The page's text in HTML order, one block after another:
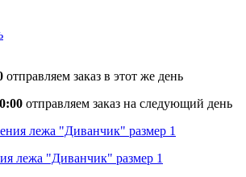
отправляем заказ в этот же день
отправляем заказ на следующий день
лежа "Диванчик" размер 1